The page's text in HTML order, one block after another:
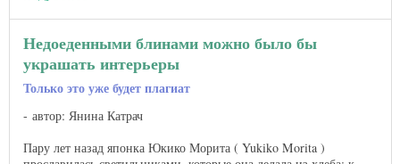
Недоеденными блинами можно было бы
украшать интерьеры
Только это уже будет плагиат
автор: Янина Катрач
Пару лет назад японка Юкико Морита ( Yukiko Morita )